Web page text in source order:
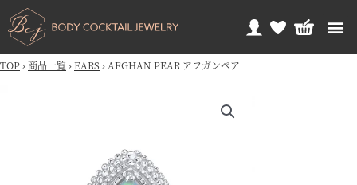
TOP›商品一覧 ›EARS › AFGHAN PEAR アフガンペア